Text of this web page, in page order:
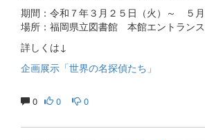
期間：令和７年３月２５日（火）～ ５月
場所：福岡県立図書館 本館エントラン
詳しくは↓
企画展示「世界の名探偵たち」
0 0 0